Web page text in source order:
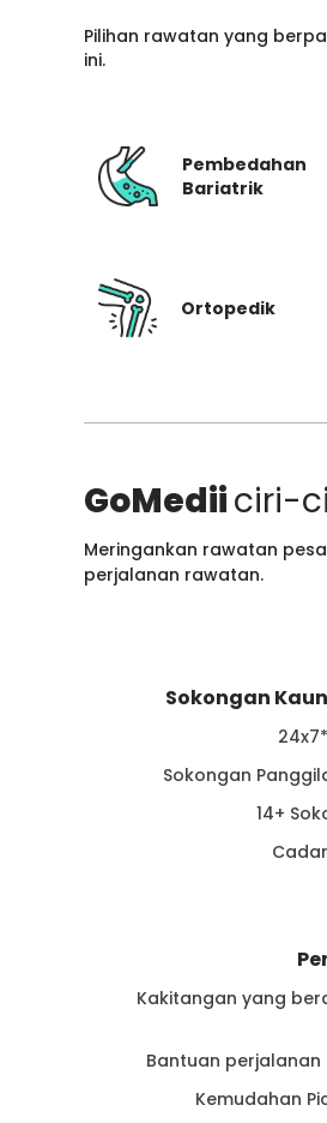
Pilihan rawatan yang
ini.
Pembedahan
Bariatrik
Ortopedik
GoMediiciri-
Meringankan rawatan
perjalanan rawatan.
Sokongan
Sokongan
14+
Kakitangan yang
Bantuan
Kemudahan